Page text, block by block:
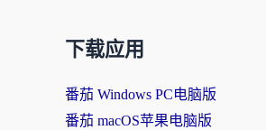
下载应用
番茄 Windows PC电脑版
番茄 macOS苹果电脑版